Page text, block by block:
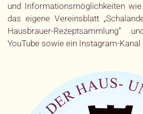
und Informationsmöglichkeiten
das eigene Vereinsblatt „
Hausbrauer-Rezeptsammlung“
YouTube sowie ein Instagram-